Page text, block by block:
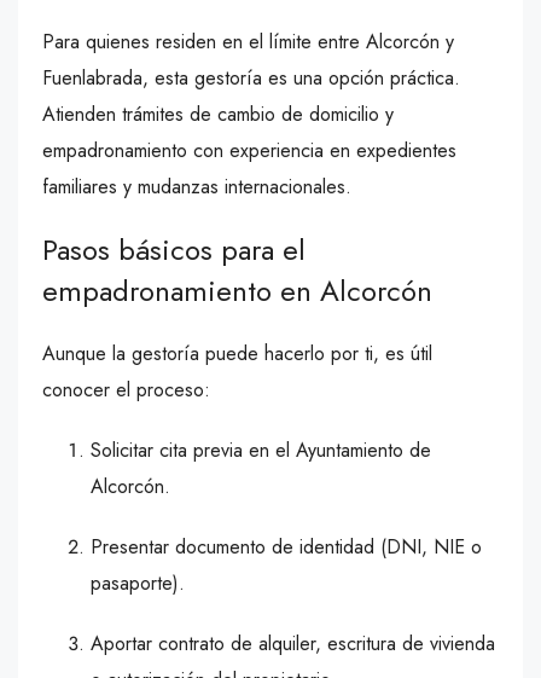
Para quienes residen en el límite entre Alcorcón y
Fuenlabrada, esta gestoría es una opción práctica.
Atienden trámites de cambio de domicilio y
empadronamiento con experiencia en expedientes
familiares y mudanzas internacionales.
Pasos básicos para el
empadronamiento en Alcorcón
Aunque la gestoría puede hacerlo por ti, es útil
conocer el proceso:
Solicitar cita previa en el Ayuntamiento de
Alcorcón.
Presentar documento de identidad (DNI, NIE o
pasaporte).
Aportar contrato de alquiler, escritura de vivienda